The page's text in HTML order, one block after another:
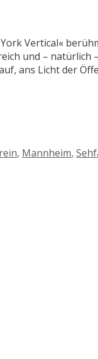
Vertical«
und – natürlich
ans Licht der
, Mannheim,